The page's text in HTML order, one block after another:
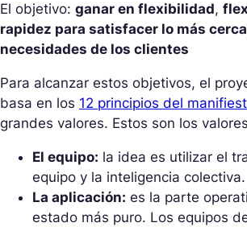
El objetivo: ganar en flexibilidad,
rapidez para satisfacer lo más
necesidades de los clientes
Para alcanzar estos objetivos, el
basa en los 12 principios del
grandes valores. Estos son los
El equipo: la idea es utilizar el
equipo y la inteligencia colectiva.
La aplicación: es la parte
estado más puro. Los equipos